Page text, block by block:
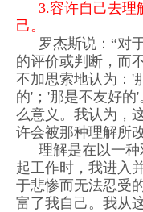
3.容许自己去理
己。
罗杰斯说：“对
的评价或判断，而
不加思索地认为：'
的'；'那是不友好
么意义。我认为，
许会被那种理解所
理解是在以一
起工作时，我进入
于悲惨而无法忍受
富了我自己。我从